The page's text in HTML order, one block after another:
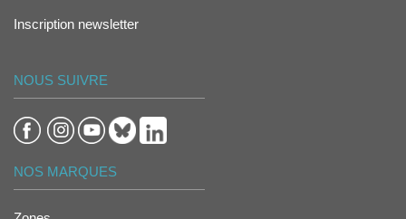
Inscription newsletter
NOUS SUIVRE
NOS MARQUES